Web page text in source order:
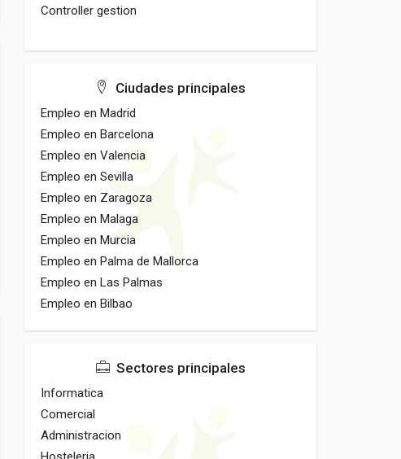
Controller gestion
Ciudades principales
Empleo en Madrid
Empleo en Barcelona
Empleo en Valencia
Empleo en Sevilla
Empleo en Zaragoza
Empleo en Malaga
Empleo en Murcia
Empleo en Palma de Mallorca
Empleo en Las Palmas
Empleo en Bilbao
Sectores principales
Informatica
Comercial
Administracion